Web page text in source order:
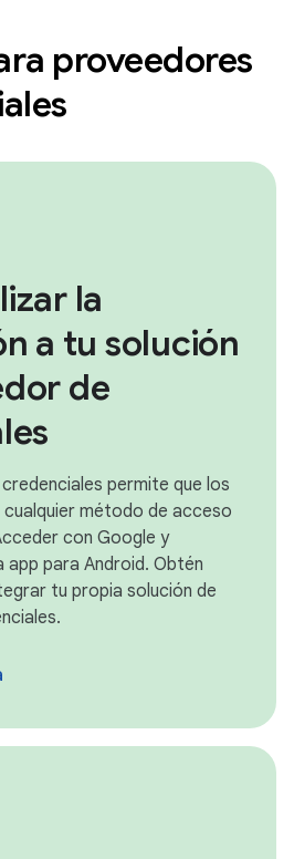
proveedores
la
a tu solución
de
permite que los
cualquier método de acceso
con Google y
app para Android. Obtén
tu propia solución de